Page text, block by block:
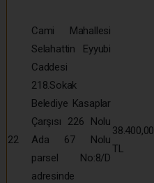
22
Cami Mahallesi
Selahattin Eyyubi
Caddesi
218.Sokak
Belediye Kasaplar
Çarşısı 226 Nolu
Ada 67 Nolu
parsel No:8/D
adresinde
38.400,00
TL